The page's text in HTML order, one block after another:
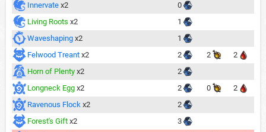
Innervate x2
0
Living Roots x2
1
Waveshaping x2
1
Felwood Treant x2 2 2
2
Horn of Plenty x2
2
Longneck Egg x2 2 0
2
Ravenous Flock x2
2
Forest's Gift x2
3